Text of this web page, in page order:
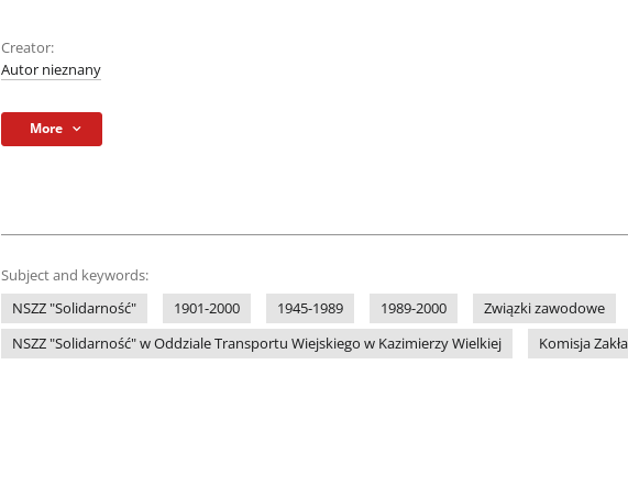
Creator:
Autor nieznany
More
Subject and keywords:
NSZZ "Solidarność"
1901-2000 1945-1989 1989-2000
Związki zawodowe
NSZZ "Solidarność" w Oddziale Transportu Wiejskiego w Kazimierzy Wielkiej
Komisja